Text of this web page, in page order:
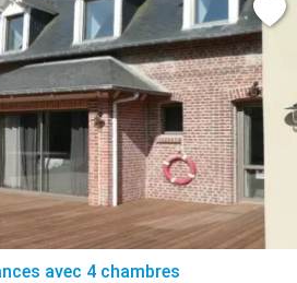
avec 4 chambres